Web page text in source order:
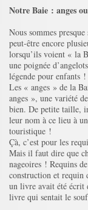
Notre Baie : anges
Nous sommes
peut-être encore
lorsqu’ils voient « la
une poignée
légende pour enfants !
Les « anges » de la
anges », une variété
bien. De petite taille,
leur nom à ce lieu à
touristique !
Çà, c’est pour les
Mais il faut dire que
nageoires ! Requins
construction et requin
un livre avait été écrit
livre qui sentait le